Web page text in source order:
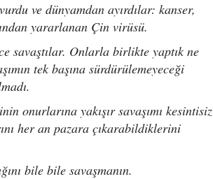
ve dünyamdan ayırdılar: kanser,
yararlanan Çin virüsü.
savaştılar. Onlarla birlikte yaptık ne
tek başına sürdürülemeyeceği
onurlarına yakışır savaşımı kesintisiz
her an pazara çıkarabildiklerini
bile bile savaşmanın.